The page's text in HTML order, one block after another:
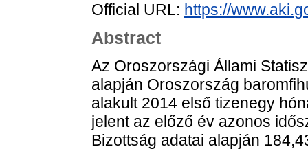
Official URL: https://
Abstract
Az Oroszországi Állami
alapján Oroszország
alakult 2014 első tizenegy
jelent az előző év azonos
Bizottság adatai alapján